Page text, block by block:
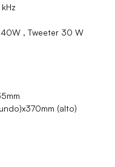
, Tweeter 30 W
(alto)